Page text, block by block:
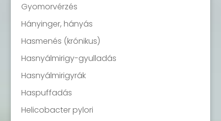
Gyomorvérzés
Hányinger, hányás
Hasmenés (krónikus)
Hasnyálmirigy-gyulladás
Hasnyálmirigyrák
Haspuffadás
Helicobacter pylori